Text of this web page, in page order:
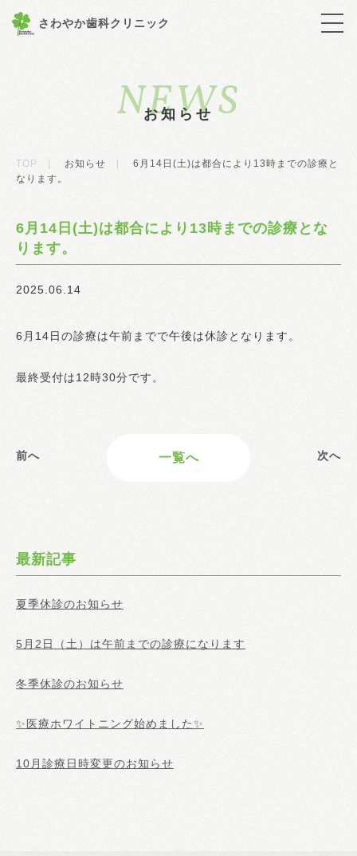
さわやか歯科クリニック
NEWS
お知らせ
TOP お知らせ
6月14日(土)は都合により13時までの診療と
なります。
6月14日(土)は都合により13時までの診療とな
ります。
2025.06.14
6月14日の診療は午前までで午後は休診となります。
最終受付は12時30分です。
前へ 次へ
一覧へ
最新記事
夏季休診のお知らせ
5月2日（土）は午前までの診療になります
冬季休診のお知らせ
✨医療ホワイトニング始めました✨
10月診療日時変更のお知らせ